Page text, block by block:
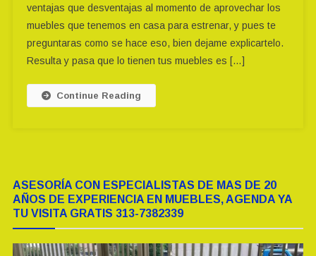
PARA
MUEBLES
MAS
ventajas que desventajas al momento de aprovechar los
muebles que tenemos en casa para estrenar, y pues te
preguntaras como se hace eso, bien dejame explicartelo.
Resulta y pasa que lo tienen tus muebles es […]
Continue Reading
ASESORÍA CON ESPECIALISTAS DE MAS DE 20
AÑOS DE EXPERIENCIA EN MUEBLES, AGENDA YA
TU VISITA GRATIS 313-7382339